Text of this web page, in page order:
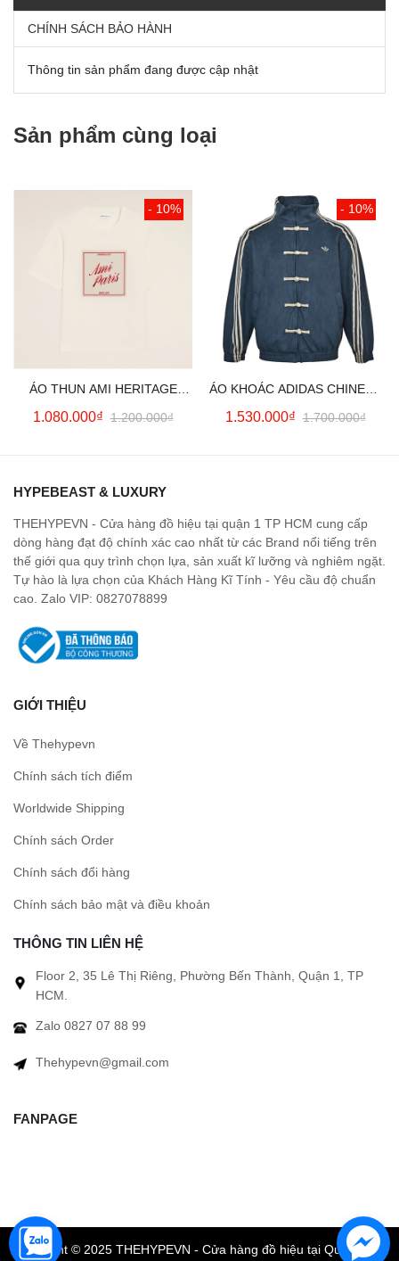
CHÍNH SÁCH BẢO HÀNH
Thông tin sản phẩm đang được cập nhật
Sản phẩm cùng loại
- 10%
ÁO THUN AMI HERITAGE
PRINT (WHITE CREAM)
1.080.000₫1.200.000₫
- 10%
ÁO KHOÁC ADIDAS CHINESE
NEW YEAR JACKET (BLUE)
1.530.000₫1.700.000₫
HYPEBEAST & LUXURY
THEHYPEVN - Cửa hàng đồ hiệu tại quận 1 TP HCM cung cấp
dòng hàng đạt độ chính xác cao nhất từ các Brand nổi tiếng trên
thế giới qua quy trình chọn lựa, sản xuất kĩ lưỡng và nghiêm ngặt.
Tự hào là lựa chọn của Khách Hàng Kĩ Tính - Yêu cầu độ chuẩn
cao. Zalo VIP: 0827078899
GIỚI THIỆU
Về Thehypevn
Chính sách tích điểm
Worldwide Shipping
Chính sách Order
Chính sách đổi hàng
Chính sách bảo mật và điều khoản
THÔNG TIN LIÊN HỆ
Floor 2, 35 Lê Thị Riêng, Phường Bến Thành, Quận 1, TP
HCM.
Zalo 0827 07 88 99
Thehypevn@gmail.com
FANPAGE
Copyright © 2025 THEHYPEVN - Cửa hàng đồ hiệu tại Quận 1 TP